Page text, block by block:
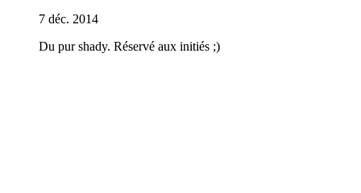
7 déc. 2014
Du pur shady. Réservé aux initiés ;)